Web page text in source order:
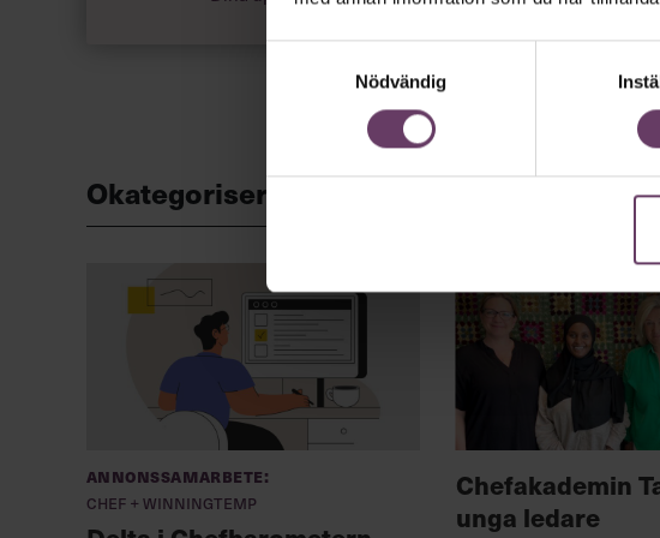
Nödvändig
Okategoriserade
Annonssamarbete:
Chef + Winningtemp
Chefakademin
unga ledare